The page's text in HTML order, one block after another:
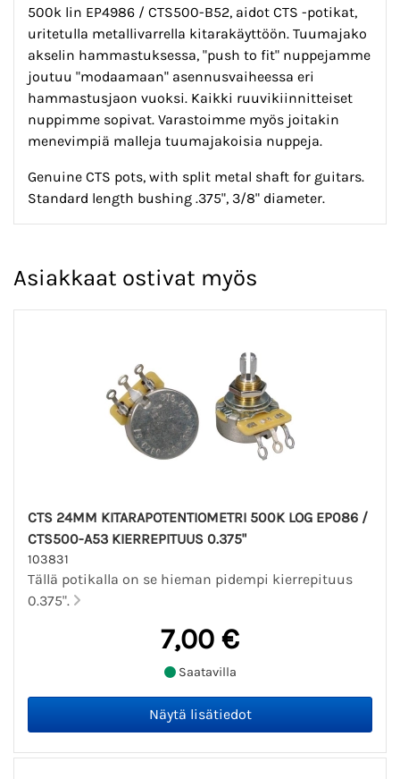
500k lin EP4986 / CTS500-B52, aidot CTS -potikat,
uritetulla metallivarrella kitarakäyttöön. Tuumajako
akselin hammastuksessa, "push to fit" nuppejamme
joutuu "modaamaan" asennusvaiheessa eri
hammastusjaon vuoksi. Kaikki ruuvikiinnitteiset
nuppimme sopivat. Varastoimme myös joitakin
menevimpiä malleja tuumajakoisia nuppeja.
Genuine CTS pots, with split metal shaft for guitars.
Standard length bushing .375", 3/8" diameter.
Asiakkaat ostivat myös
CTS 24MM KITARAPOTENTIOMETRI 500K LOG EP086 /
CTS500-A53 KIERREPITUUS 0.375"
103831
Tällä potikalla on se hieman pidempi kierrepituus
0.375".
7,00 €
Saatavilla